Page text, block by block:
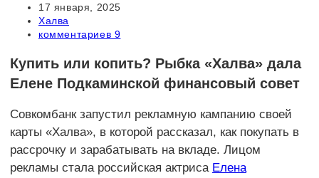
Запись
опубликована:
17 января, 2025
Рубрика
записи:
Халва
Комментарии
записи:
комментариев 9
Купить или копить? Рыбка «Халва» дала
Елене Подкаминской финансовый совет
Совкомбанк запустил рекламную кампанию своей
карты «Халва», в которой рассказал, как покупать в
рассрочку и зарабатывать на вкладе. Лицом
рекламы стала российская актриса Елена